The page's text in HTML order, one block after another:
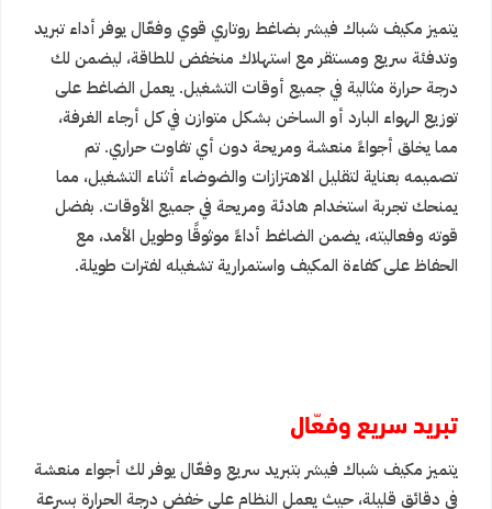
يتميز مكيف شباك فيشر بضاغط روتاري قوي وفعّال يوفر أداء تبريد
وتدفئة سريع ومستقر مع استهلاك منخفض للطاقة، ليضمن لك
درجة حرارة مثالية في جميع أوقات التشغيل. يعمل الضاغط على
توزيع الهواء البارد أو الساخن بشكل متوازن في كل أرجاء الغرفة،
مما يخلق أجواءً منعشة ومريحة دون أي تفاوت حراري. تم
تصميمه بعناية لتقليل الاهتزازات والضوضاء أثناء التشغيل، مما
يمنحك تجربة استخدام هادئة ومريحة في جميع الأوقات. بفضل
قوته وفعاليته، يضمن الضاغط أداءً موثوقًا وطويل الأمد، مع
الحفاظ على كفاءة المكيف واستمرارية تشغيله لفترات طويلة.
تبريد سريع وفعّال
يتميز مكيف شباك فيشر بتبريد سريع وفعّال يوفر لك أجواء منعشة
في دقائق قليلة، حيث يعمل النظام على خفض درجة الحرارة بسرعة